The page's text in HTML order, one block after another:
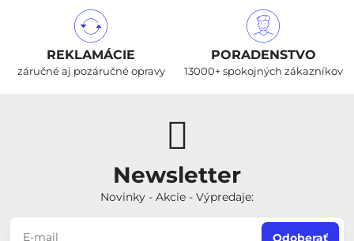
REKLAMÁCIE
záručné aj pozáručné opravy
PORADENSTVO
13000+ spokojných zákazníkov
Newsletter
Novinky - Akcie - Výpredaje:
Odoberať